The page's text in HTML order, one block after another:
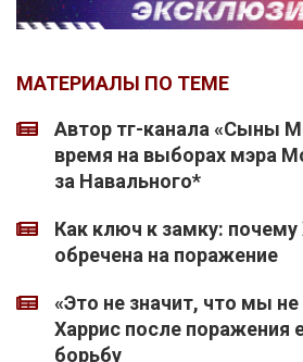
МАТЕРИАЛЫ ПО ТЕМЕ
Автор тг-канала «Сыны
время на выборах мэра
за Навального*
Как ключ к замку:
обречена на поражение
«Это не значит, что мы
Харрис после поражения
борьбу